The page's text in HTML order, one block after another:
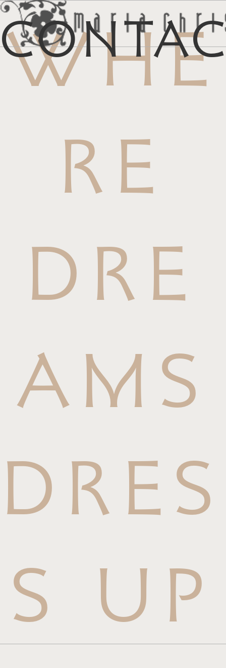
イリス
お
WHE
RE
DRE
AMS
DRES
S UP